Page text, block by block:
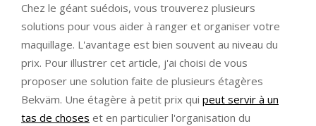
Chez le géant suédois, vous trouverez plusieurs
solutions pour vous aider à ranger et organiser votre
maquillage. L'avantage est bien souvent au niveau du
prix. Pour illustrer cet article, j'ai choisi de vous
proposer une solution faite de plusieurs étagères
Bekväm. Une étagère à petit prix qui peut servir à un
tas de choses et en particulier l'organisation du